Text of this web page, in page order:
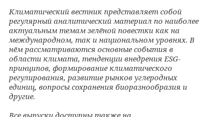
Климатический вестник представляет собой
регулярный аналитический материал по наиболее
актуальным темам зелёной повестки как на
международном, так и национальном уровнях. В
нём рассматриваются основные события в
области климата, тенденции внедрения ESG-
принципов, формирование климатического
регулирования, развитие рынков углеродных
единиц, вопросы сохранения биоразнообразия и
другие.
Все выпуски доступны также на